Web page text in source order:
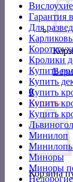
0
Корзина
Корзина
Гарантия
Для
Кролики
Купить
Купить
Купить
Купить
Купить
Минилоп
Минилопы
Миноры
Миноры
Недорогие